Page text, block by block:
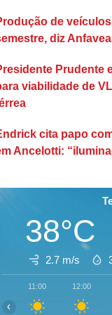
de
diz Anfavea
Prudente
viabilidade de
cita papo
Ancelotti:
38°C
2.7 m/s
11:00 12:00
‹